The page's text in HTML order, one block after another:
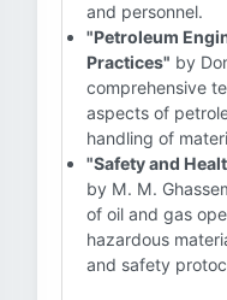
and personnel.
"Petroleum
Practices" by
comprehensive
aspects of
handling of
"Safety and
by M. M.
of oil and gas
hazardous
and safety